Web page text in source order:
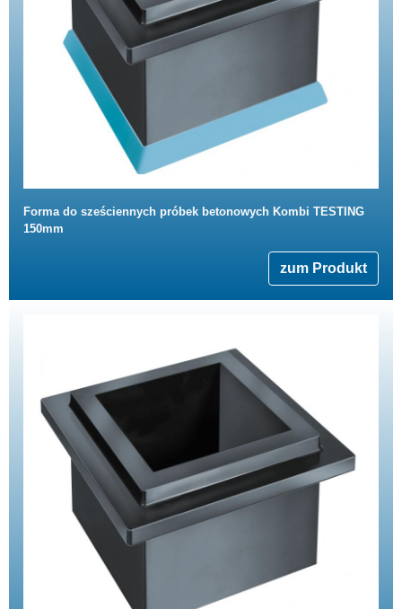
Forma do sześciennych próbek betonowych Kombi TESTING
150mm
zum Produkt